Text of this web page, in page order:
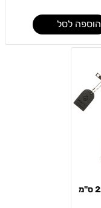
הוספה לסל